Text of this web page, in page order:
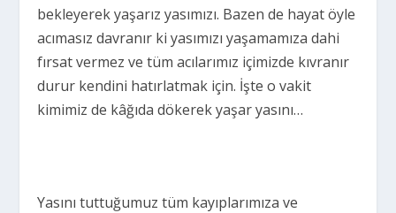
bekleyerek yaşarız yasımızı. Bazen de hayat öyle
acımasız davranır ki yasımızı yaşamamıza dahi
fırsat vermez ve tüm acılarımız içimizde kıvranır
durur kendini hatırlatmak için. İşte o vakit
kimimiz de kâğıda dökerek yaşar yasını…
Yasını tuttuğumuz tüm kayıplarımıza ve